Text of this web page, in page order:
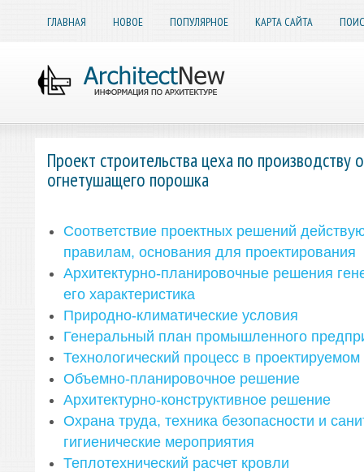
ГЛАВНАЯ НОВОЕ ПОПУЛЯРНОЕ КАРТА САЙТА
Проект строительства цеха по производству
огнетушащего порошка
Соответствие проектных решений
правилам, основания для проектирования
Архитектурно-планировочные решения
его характеристика
Природно-климатические условия
Генеральный план промышленного
Технологический процесс в проектируемом
Объемно-планировочное решение
Архитектурно-конструктивное решение
Охрана труда, техника безопасности и
гигиенические мероприятия
Теплотехнический расчет кровли